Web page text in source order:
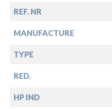
REF. NR
MANUFACTURE
TYPE
RED.
HP IND